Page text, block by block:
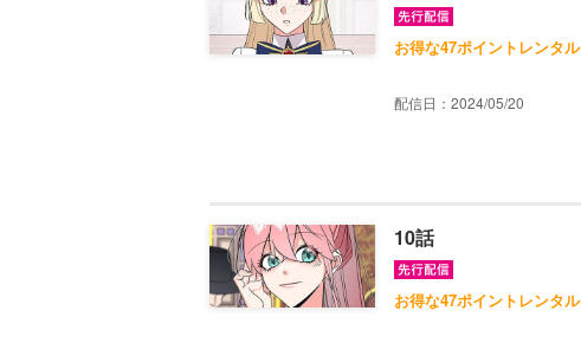
お得な47ポイントレンタル
配信日：2024/05/20
10話
お得な47ポイントレンタル